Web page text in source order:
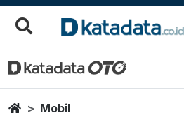
HomeMobil